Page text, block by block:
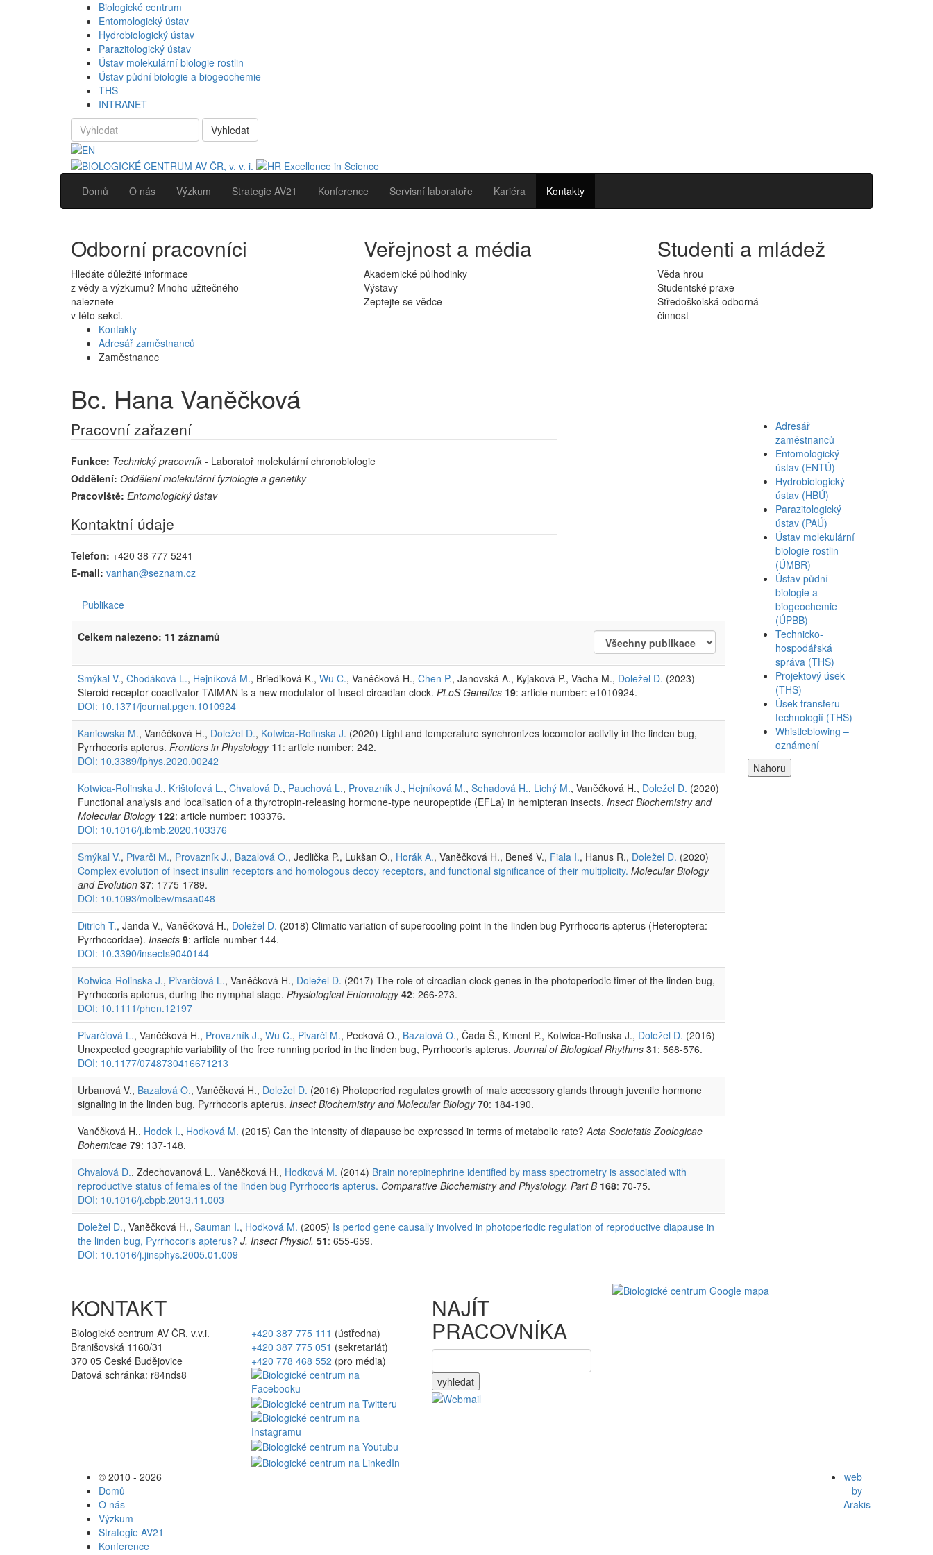
Biologické centrum
Entomologický ústav
Hydrobiologický ústav
Parazitologický ústav
Ústav molekulární biologie rostlin
Ústav půdní biologie a biogeochemie
THS
INTRANET
Vyhledat
Domů O nás Výzkum Strategie AV21 Konference Servisní laboratoře Kariéra Kontakty
Odborní pracovníci
Hledáte důležité informace
z vědy a výzkumu? Mnoho užitečného
naleznete
v této sekci.
Veřejnost a média
Akademické půlhodinky
Výstavy
Zeptejte se vědce
Studenti a mládež
Věda hrou
Studentské praxe
Středoškolská odborná
činnost
Kontakty
Adresář zaměstnanců
Zaměstnanec
Bc. Hana Vaněčková
Pracovní zařazení
Funkce: Technický pracovník - Laboratoř molekulární chronobiologie
Oddělení: Oddělení molekulární fyziologie a genetiky
Pracoviště: Entomologický ústav
Kontaktní údaje
Telefon: +420 38 777 5241
E-mail: vanhan@seznam.cz
Publikace
Celkem nalezeno: 11 záznamů
Smýkal V., Chodáková L., Hejníková M., Briediková K., Wu C., Vaněčková H., Chen P., Janovská A., Kyjaková P., Vácha M., Doležel D. (2023)
Steroid receptor coactivator TAIMAN is a new modulator of insect circadian clock. PLoS Genetics 19: article number: e1010924.
DOI: 10.1371/journal.pgen.1010924
Kaniewska M., Vaněčková H., Doležel D., Kotwica-Rolinska J. (2020) Light and temperature synchronizes locomotor activity in the linden bug,
Pyrrhocoris apterus. Frontiers in Physiology 11: article number: 242.
DOI: 10.3389/fphys.2020.00242
Kotwica-Rolinska J., Krištofová L., Chvalová D., Pauchová L., Provazník J., Hejníková M., Sehadová H., Lichý M., Vaněčková H., Doležel D. (2020)
Functional analysis and localisation of a thyrotropin-releasing hormone-type neuropeptide (EFLa) in hemipteran insects. Insect Biochemistry and
Molecular Biology 122: article number: 103376.
DOI: 10.1016/j.ibmb.2020.103376
Smýkal V., Pivarči M., Provazník J., Bazalová O., Jedlička P., Lukšan O., Horák A., Vaněčková H., Beneš V., Fiala I., Hanus R., Doležel D. (2020)
Complex evolution of insect insulin receptors and homologous decoy receptors, and functional significance of their multiplicity. Molecular Biology
and Evolution 37: 1775-1789.
DOI: 10.1093/molbev/msaa048
Ditrich T., Janda V., Vaněčková H., Doležel D. (2018) Climatic variation of supercooling point in the linden bug Pyrrhocoris apterus (Heteroptera:
Pyrrhocoridae). Insects 9: article number 144.
DOI: 10.3390/insects9040144
Kotwica-Rolinska J., Pivarčiová L., Vaněčková H., Doležel D. (2017) The role of circadian clock genes in the photoperiodic timer of the linden bug,
Pyrrhocoris apterus, during the nymphal stage. Physiological Entomology 42: 266-273.
DOI: 10.1111/phen.12197
Pivarčiová L., Vaněčková H., Provazník J., Wu C., Pivarči M., Pecková O., Bazalová O., Čada Š., Kment P., Kotwica-Rolinska J., Doležel D. (2016)
Unexpected geographic variability of the free running period in the linden bug, Pyrrhocoris apterus. Journal of Biological Rhythms 31: 568-576.
DOI: 10.1177/0748730416671213
Urbanová V., Bazalová O., Vaněčková H., Doležel D. (2016) Photoperiod regulates growth of male accessory glands through juvenile hormone
signaling in the linden bug, Pyrrhocoris apterus. Insect Biochemistry and Molecular Biology 70: 184-190.
Vaněčková H., Hodek I., Hodková M. (2015) Can the intensity of diapause be expressed in terms of metabolic rate? Acta Societatis Zoologicae
Bohemicae 79: 137-148.
Chvalová D., Zdechovanová L., Vaněčková H., Hodková M. (2014) Brain norepinephrine identified by mass spectrometry is associated with
reproductive status of females of the linden bug Pyrrhocoris apterus. Comparative Biochemistry and Physiology, Part B 168: 70-75.
DOI: 10.1016/j.cbpb.2013.11.003
Doležel D., Vaněčková H., Šauman I., Hodková M. (2005) Is period gene causally involved in photoperiodic regulation of reproductive diapause in
the linden bug, Pyrrhocoris apterus? J. Insect Physiol. 51: 655-659.
DOI: 10.1016/j.jinsphys.2005.01.009
Adresář
zaměstnanců
Entomologický
ústav (ENTÚ)
Hydrobiologický
ústav (HBÚ)
Parazitologický
ústav (PAÚ)
Ústav molekulární
biologie rostlin
(ÚMBR)
Ústav půdní
biologie a
biogeochemie
(ÚPBB)
Technicko-
hospodářská
správa (THS)
Projektový úsek
(THS)
Úsek transferu
technologií (THS)
Whistleblowing –
oznámení
Nahoru
KONTAKT
Biologické centrum AV ČR, v.v.i.
Branišovská 1160/31
370 05 České Budějovice
Datová schránka: r84nds8
+420 387 775 111 (ústředna)
+420 387 775 051 (sekretariát)
+420 778 468 552 (pro média)
NAJÍT
PRACOVNÍKA
vyhledat
© 2010 - 2026
Domů
O nás
Výzkum
Strategie AV21
Konference
web
by
Arakis